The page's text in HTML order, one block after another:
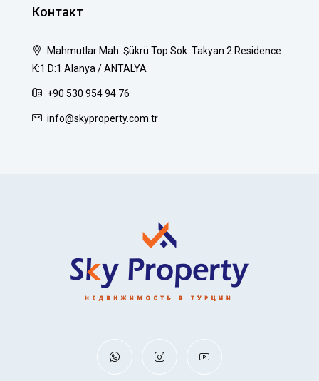
Контакт
Mahmutlar Mah. Şükrü Top Sok. Takyan 2 Residence
K:1 D:1 Alanya / ANTALYA
+90 530 954 94 76
info@skyproperty.com.tr